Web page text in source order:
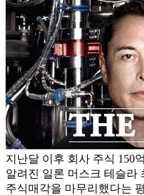
지난달 이후 회사 주식 150
알려진 일론 머스크 테슬라
주식매각을 마무리했다는